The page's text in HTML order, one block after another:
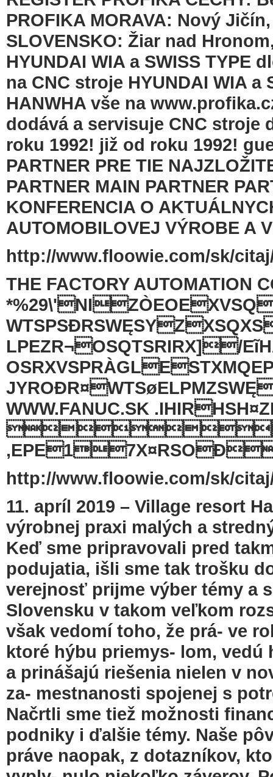
PROFIKA MORAVA: Nový
SLOVENSKO: Žiar nad
HYUNDAI WIA a SWISS TYPE
na CNC stroje HYUNDAI WIA
HANWHA vše na
dodává a servisuje CNC stroje
roku 1992! již od roku 1992!
PARTNER PRE TIE
PARTNER MAIN PARTNER
KONFERENCIA O
AUTOMOBILOVEJ VÝROBE A
http://www.floowie.com/sk/
THE FACTORY AUTOMATION
LPEZR¬OSQTSRIRX]/
WWW.FANUC.SK

http://www.floowie.com/sk/
11. apríl 2019 – Village resort
výrobnej praxi malých a
Keď sme pripravovali pred
podujatia, išli sme tak trošku
verejnosť prijme výber témy a
Slovensku v takom veľkom
však vedomí toho, že prá- ve
ktoré hýbu priemys- lom,
a prinášajú riešenia nielen v
za- mestnanosti spojenej s
Načrtli sme tiež možnosti
podniky i ďalšie témy. Naše
práve naopak, z dotazníkov,